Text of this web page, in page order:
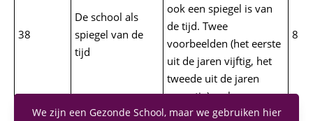
38
De school als
spiegel van de
tijd
ook een spiegel is van
de tijd. Twee
voorbeelden (het eerste
uit de jaren vijftig, het
tweede uit de jaren
zeventig) maken
treffend duidelijk hoe
8
We zijn een Gezonde School, maar we gebruiken hier